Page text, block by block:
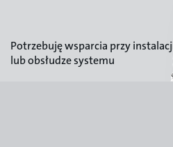
Potrzebuję wsparcia przy
lub obsłudze systemu